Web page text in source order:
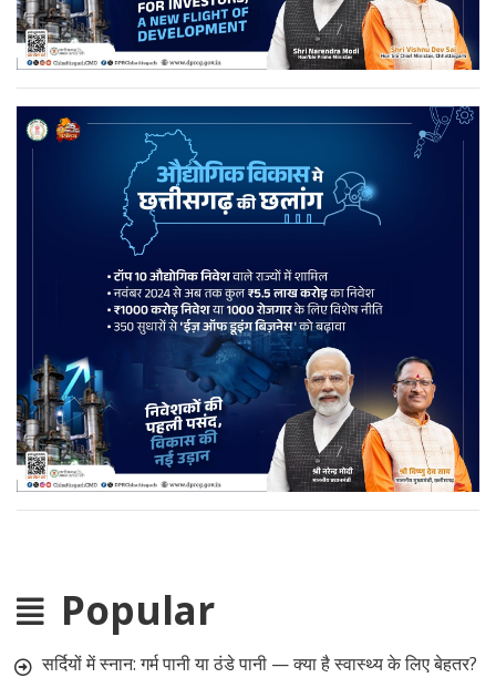
Popular
सर्दियों में स्नान: गर्म पानी या ठंडे पानी — क्या है स्वास्थ्य के लिए बेहतर?